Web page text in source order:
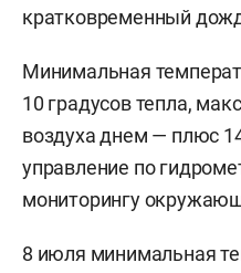
кратковременный
Минимальная
10 градусов тепла,
воздуха днем — плюс
управление по
мониторингу
8 июля минимальная